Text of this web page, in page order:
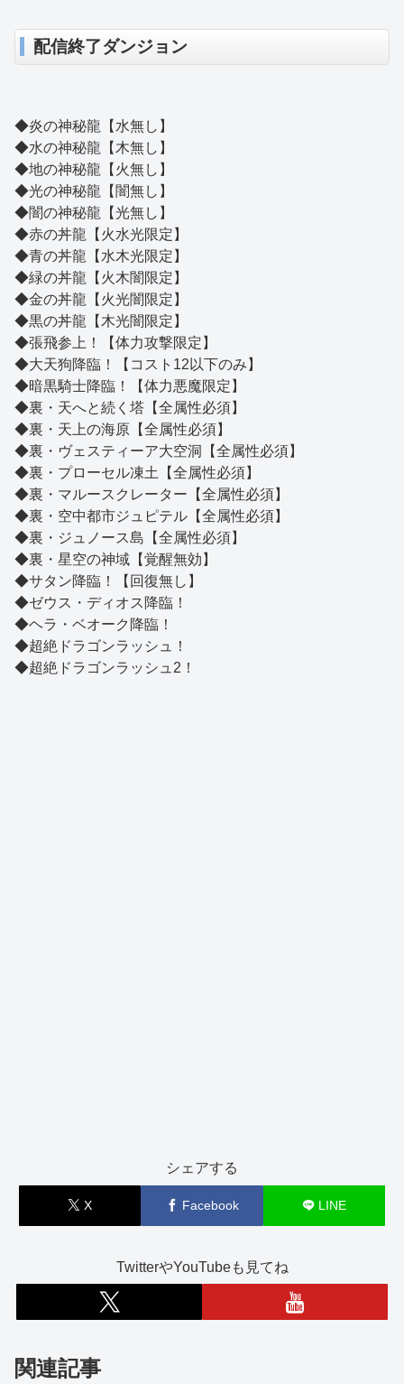
配信終了ダンジョン
◆炎の神秘龍【水無し】
◆水の神秘龍【木無し】
◆地の神秘龍【火無し】
◆光の神秘龍【闇無し】
◆闇の神秘龍【光無し】
◆赤の丼龍【火水光限定】
◆青の丼龍【水木光限定】
◆緑の丼龍【火木闇限定】
◆金の丼龍【火光闇限定】
◆黒の丼龍【木光闇限定】
◆張飛参上！【体力攻撃限定】
◆大天狗降臨！【コスト12以下のみ】
◆暗黒騎士降臨！【体力悪魔限定】
◆裏・天へと続く塔【全属性必須】
◆裏・天上の海原【全属性必須】
◆裏・ヴェスティーア大空洞【全属性必須】
◆裏・プローセル凍土【全属性必須】
◆裏・マルースクレーター【全属性必須】
◆裏・空中都市ジュピテル【全属性必須】
◆裏・ジュノース島【全属性必須】
◆裏・星空の神域【覚醒無効】
◆サタン降臨！【回復無し】
◆ゼウス・ディオス降臨！
◆ヘラ・ベオーク降臨！
◆超絶ドラゴンラッシュ！
◆超絶ドラゴンラッシュ2！
シェアする
X Facebook LINE
TwitterやYouTubeも見てね
関連記事